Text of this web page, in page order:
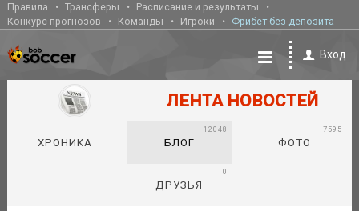
Правила Трансферы
Расписание и результаты
Конкурс прогнозов
Команды Игроки Фрибет без депозита
Вход
ЛЕНТА НОВОСТЕЙ
ХРОНИКА БЛОГ
12048
ФОТО
7595
ДРУЗЬЯ
0